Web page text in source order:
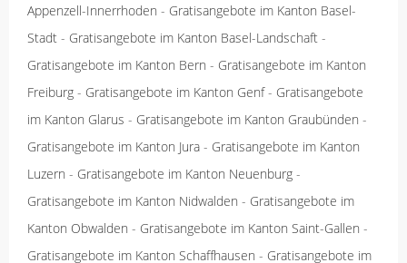
Appenzell-Innerrhoden - Gratisangebote im Kanton Basel-
Stadt - Gratisangebote im Kanton Basel-Landschaft -
Gratisangebote im Kanton Bern - Gratisangebote im Kanton
Freiburg - Gratisangebote im Kanton Genf- Gratisangebote
im Kanton Glarus - Gratisangebote im Kanton Graubünden -
Gratisangebote im Kanton Jura - Gratisangebote im Kanton
Luzern - Gratisangebote im Kanton Neuenburg -
Gratisangebote im Kanton Nidwalden - Gratisangebote im
Kanton Obwalden - Gratisangebote im Kanton Saint-Gallen -
Gratisangebote im Kanton Schaffhausen - Gratisangebote im